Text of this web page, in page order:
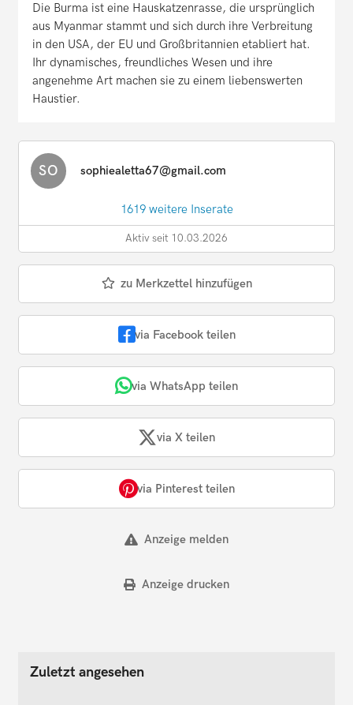
Die Burma ist eine Hauskatzenrasse, die ursprünglich
aus Myanmar stammt und sich durch ihre Verbreitung
in den USA, der EU und Großbritannien etabliert hat.
Ihr dynamisches, freundliches Wesen und ihre
angenehme Art machen sie zu einem liebenswerten
Haustier.
SO sophiealetta67@gmail.com
1619 weitere Inserate
Aktiv seit 10.03.2026
zu Merkzettel hinzufügen
via Facebook teilen
via WhatsApp teilen
via X teilen
via Pinterest teilen
Anzeige melden
Anzeige drucken
Zuletzt angesehen